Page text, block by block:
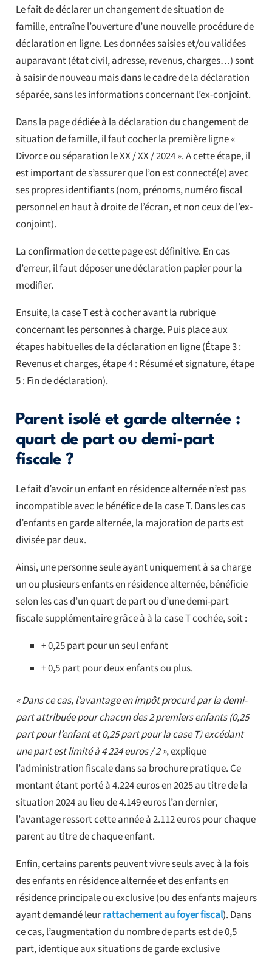
Le fait de déclarer un changement de situation de
famille, entraîne l’ouverture d’une nouvelle procédure de
déclaration en ligne. Les données saisies et/ou validées
auparavant (état civil, adresse, revenus, charges…) sont
à saisir de nouveau mais dans le cadre de la déclaration
séparée, sans les informations concernant l’ex-conjoint.
Dans la page dédiée à la déclaration du changement de
situation de famille, il faut cocher la première ligne «
Divorce ou séparation le XX / XX / 2024 ». A cette étape, il
est important de s’assurer que l’on est connecté(e) avec
ses propres identifiants (nom, prénoms, numéro fiscal
personnel en haut à droite de l’écran, et non ceux de l’ex-
conjoint).
La confirmation de cette page est définitive. En cas
d’erreur, il faut déposer une déclaration papier pour la
modifier.
Ensuite, la case T est à cocher avant la rubrique
concernant les personnes à charge. Puis place aux
étapes habituelles de la déclaration en ligne (Étape 3 :
Revenus et charges, étape 4 : Résumé et signature, étape
5 : Fin de déclaration).
Parent isolé et garde alternée :
quart de part ou demi-part
fiscale ?
Le fait d’avoir un enfant en résidence alternée n’est pas
incompatible avec le bénéfice de la case T. Dans les cas
d’enfants en garde alternée, la majoration de parts est
divisée par deux.
Ainsi, une personne seule ayant uniquement à sa charge
un ou plusieurs enfants en résidence alternée, bénéficie
selon les cas d’un quart de part ou d’une demi-part
fiscale supplémentaire grâce à à la case T cochée, soit :
+ 0,25 part pour un seul enfant
+ 0,5 part pour deux enfants ou plus.
« Dans ce cas, l’avantage en impôt procuré par la demi-
part attribuée pour chacun des 2 premiers enfants (0,25
part pour l’enfant et 0,25 part pour la case T) excédant
une part est limité à 4 224 euros / 2 », explique
l’administration fiscale dans sa brochure pratique. Ce
montant étant porté à 4.224 euros en 2025 au titre de la
situation 2024 au lieu de 4.149 euros l’an dernier,
l’avantage ressort cette année à 2.112 euros pour chaque
parent au titre de chaque enfant.
Enfin, certains parents peuvent vivre seuls avec à la fois
des enfants en résidence alternée et des enfants en
résidence principale ou exclusive (ou des enfants majeurs
ayant demandé leurrattachement au foyer fiscal). Dans
ce cas, l’augmentation du nombre de parts est de 0,5
part, identique aux situations de garde exclusive